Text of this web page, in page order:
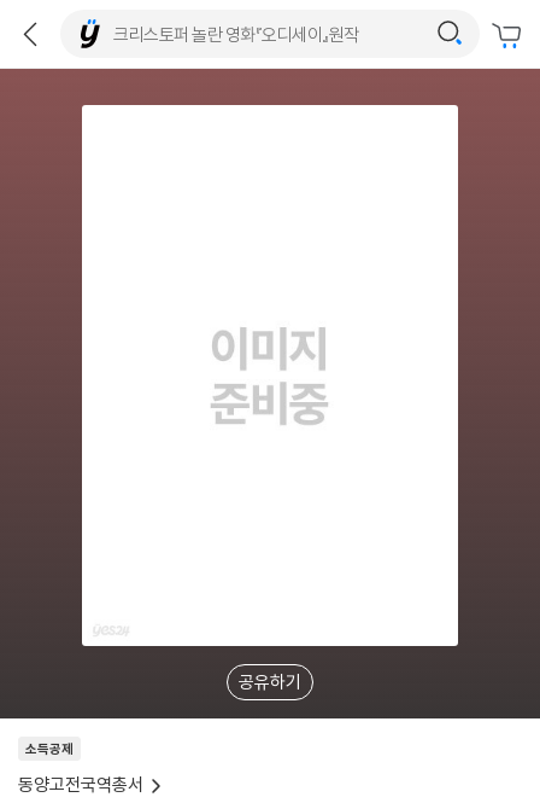
공유하기
소득공제
동양고전국역총서